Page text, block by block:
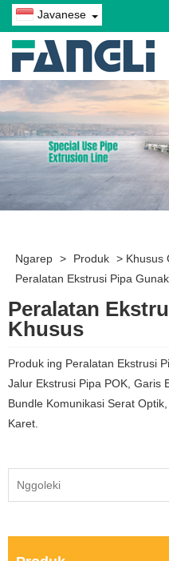
Javanese
Ngarep > Produk > Khusus
Peralatan Ekstrusi Pipa
Peralatan
Khusus
Produk ing Peralatan Ekstrusi
Jalur Ekstrusi Pipa POK, Garis
Bundle Komunikasi Serat
Karet.